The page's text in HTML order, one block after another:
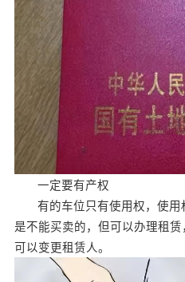
一定要有产权
有的车位只有使用权，使
是不能买卖的，但可以办理租
可以变更租赁人。